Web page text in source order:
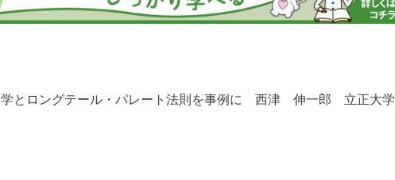
学とロングテール・パレート法則を事例に 西津 伸一郎 立正大学